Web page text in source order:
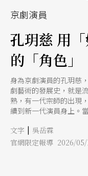
京劇演員
孔玥慈 用
的「角色」
身為京劇演員的孔玥慈
劇藝術的發展史，就是
熟，有一代宗師的出現
續到新一代演員身上。
重要象徵。相較之下，
以梅派為根基，但又未
文字 | 吳岳霖
官網限定報導 2026/05/